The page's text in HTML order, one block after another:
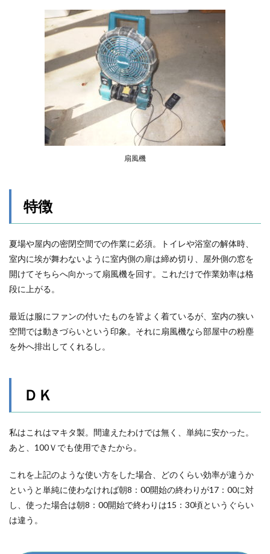
扇風機
特徴
夏場や屋内の密閉空間での作業に必須。トイレや浴室の解体時、
室内に埃が舞わないように室内側の扉は締め切り、屋外側の窓を
開けてそちらへ向かって扇風機を回す。これだけで作業効率は格
段に上がる。
最近は服にファンの付いたものを皆よく着ているが、室内の狭い
空間では動きづらいという印象。それに扇風機なら部屋中の粉塵
を外へ排出してくれるし。
ＤＫ
私はこれはマキタ製。間違えたわけでは無く、単純に安かった。
あと、100Ｖでも使用できたから。
これを上記のような使い方をした場合、どのくらい効率が違うか
というと単純に使わなければ朝8：00開始の終わりが17：00に対
し、使った場合は朝8：00開始で終わりは15：30頃というぐらい
は違う。